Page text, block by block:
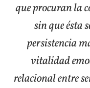
que procuran la
sin que ésta
persistencia
vitalidad
relacional entre